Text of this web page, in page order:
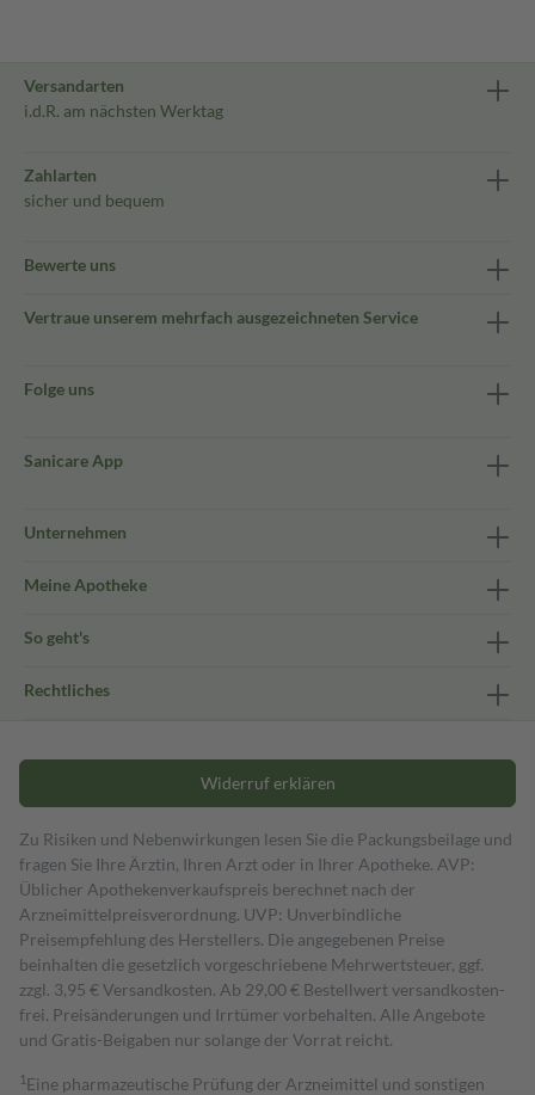
Versandarten
i.d.R. am nächsten Werktag
Zahlarten
sicher und bequem
Bewerte uns
Vertraue unserem mehrfach ausgezeichneten Service
Folge uns
Sanicare App
Unternehmen
Meine Apotheke
So geht's
Rechtliches
Widerruf erklären
Zu Risiken und Nebenwirkungen lesen Sie die Packungsbeilage und
fragen Sie Ihre Ärztin, Ihren Arzt oder in Ihrer Apotheke. AVP:
Üblicher Apothekenverkaufspreis berechnet nach der
Arzneimittelpreisverordnung. UVP: Unverbindliche
Preisempfehlung des Herstellers. Die angegebenen Preise
beinhalten die gesetzlich vorgeschriebene Mehrwertsteuer, ggf.
zzgl. 3,95 € Versandkosten. Ab 29,00 € Bestell­wert versand­kosten­
frei. Preisänderungen und Irrtümer vorbehalten. Alle Angebote
und Gratis-Beigaben nur solange der Vorrat reicht.
1 Eine pharmazeutische Prüfung der Arzneimittel und sonstigen